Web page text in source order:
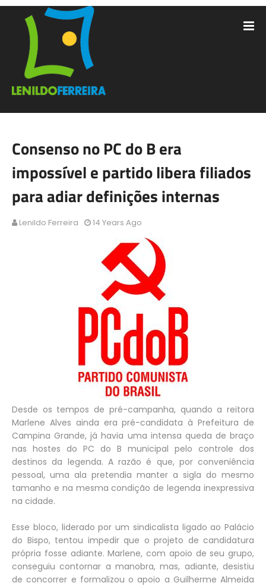
Consenso no PC do B era
impossível e partido libera filiados
para adiar definições internas
Lenildo Ferreira 14 Years Ago
Desde os tempos de pré-campanha, quando a reitora
Marlene Alves ainda era pré-candidata à Prefeitura de
Campina Grande, já havia uma intensa queda de braço
nas hostes do PC do B municipal pelo controle dos
destinos da legenda. A razão é que, por conveniência
pessoal, uma ala pretendia manter a sigla do mesmo
tamanho e na mesma condição de legenda inexpressiva
na cidade.
Esse bloco, liderado por um sindicalista ligado ao Palácio
do Bispo, tentou impedir que o projeto de candidatura
própria fosse adiante. Marlene, com apoio de seu grupo,
conseguiu contornar a manobra, mas, adiante, desistiu
de concorrer e formalizou o apoio a Guilherme Almeida